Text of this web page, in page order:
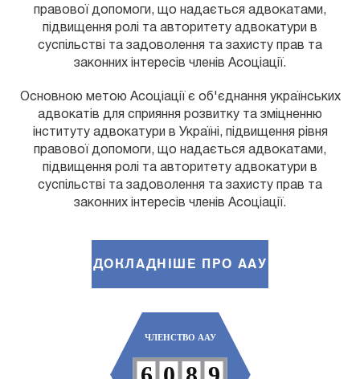
правової допомоги, що надається адвокатами,
підвищення ролі та авторитету адвокатури в
суспільстві та задоволення та захисту прав та
законних інтересів членів Асоціації.
Основною метою Асоціації є об'єднання українських
адвокатів для сприяння розвитку та зміцненню
інституту адвокатури в Україні, підвищення рівня
правової допомоги, що надається адвокатами,
підвищення ролі та авторитету адвокатури в
суспільстві та задоволення та захисту прав та
законних інтересів членів Асоціації.
ДОКЛАДНІШЕ ПРО AAУ
ЧЛЕНСТВО ААУ
0
1
2
3
4
5
0
1
2
3
4
5
6
7
0
1
2
3
4
5
6
7
8